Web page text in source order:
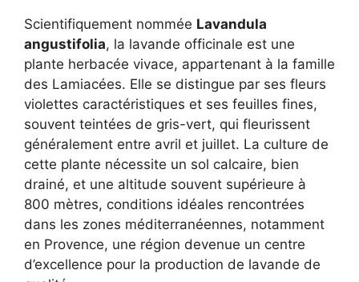
Scientifiquement nommée Lavandula
angustifolia, la lavande officinale est une
plante herbacée vivace, appartenant à la famille
des Lamiacées. Elle se distingue par ses fleurs
violettes caractéristiques et ses feuilles fines,
souvent teintées de gris-vert, qui fleurissent
généralement entre avril et juillet. La culture de
cette plante nécessite un sol calcaire, bien
drainé, et une altitude souvent supérieure à
800 mètres, conditions idéales rencontrées
dans les zones méditerranéennes, notamment
en Provence, une région devenue un centre
d’excellence pour la production de lavande de